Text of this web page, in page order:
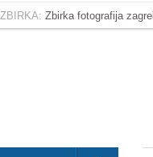
ZBIRKA: Zbirka fotografija